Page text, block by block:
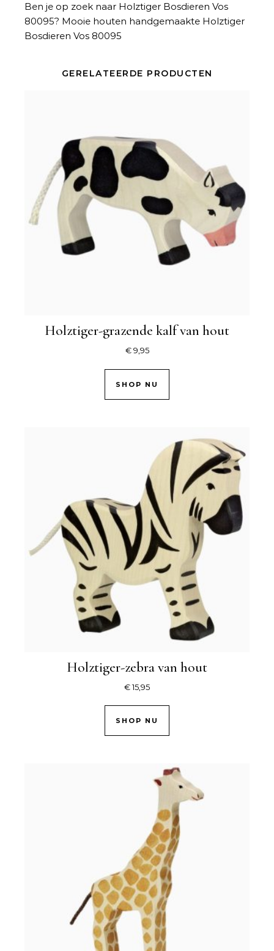
Ben je op zoek naar Holztiger Bosdieren Vos
80095? Mooie houten handgemaakte Holztiger
Bosdieren Vos 80095
GERELATEERDE PRODUCTEN
Holztiger-grazende kalf van hout
€9,95
SHOP NU
Holztiger-zebra van hout
€15,95
SHOP NU